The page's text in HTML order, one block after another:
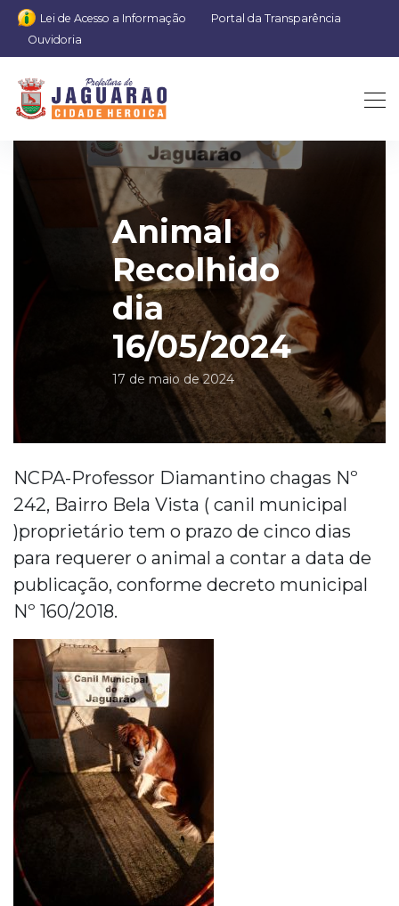
Lei de Acesso a Informação
Portal da Transparência
Ouvidoria
Animal
Recolhido
dia
16/05/2024
17 de maio de 2024
NCPA-Professor Diamantino chagas Nº
242, Bairro Bela Vista ( canil municipal
)proprietário tem o prazo de cinco dias
para requerer o animal a contar a data de
publicação, conforme decreto municipal
Nº 160/2018.